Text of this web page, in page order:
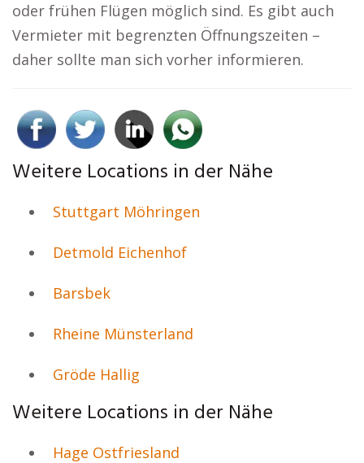
oder frühen Flügen möglich sind. Es gibt auch
Vermieter mit begrenzten Öffnungszeiten –
daher sollte man sich vorher informieren.
Weitere Locations in der Nähe
Stuttgart Möhringen
Detmold Eichenhof
Barsbek
Rheine Münsterland
Gröde Hallig
Weitere Locations in der Nähe
Hage Ostfriesland